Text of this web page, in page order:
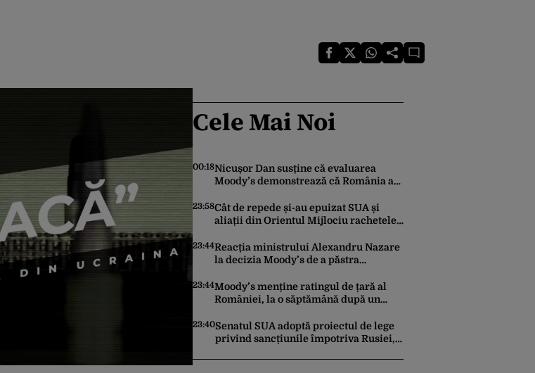
Cele Mai Noi
00:18Nicușor Dan susține că evaluarea
Moody’s demonstrează că România a
încrederea investitorilor: „Totuși,
perspectiva rămâne rezervată”
23:58Cât de repede și-au epuizat SUA și
aliații din Orientul Mijlociu rachetele
23:44Reacția ministrului Alexandru Nazare
la decizia Moody’s de a păstra
„Este un răgaz, dar în niciun caz un
motiv de relaxare”
23:44Moody’s menține ratingul de țară al
României, la o săptămână după un
unui guvern cu puteri depline,
principala vulnerabilitate din raport
23:40Senatul SUA adoptă proiectul de lege
privind sancțiunile împotriva Rusiei,